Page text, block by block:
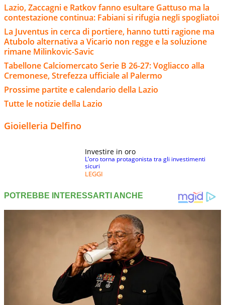
Lazio, Zaccagni e Ratkov fanno esultare Gattuso ma la
contestazione continua: Fabiani si rifugia negli spogliatoi
La Juventus in cerca di portiere, hanno tutti ragione ma
Atubolo alternativa a Vicario non regge e la soluzione
rimane Milinkovic-Savic
Tabellone Calciomercato Serie B 26-27: Vogliacco alla
Cremonese, Strefezza ufficiale al Palermo
Prossime partite e calendario della Lazio
Tutte le notizie della Lazio
Gioielleria Delfino
Investire in oro
L’oro torna protagonista tra gli investimenti
sicuri
LEGGI